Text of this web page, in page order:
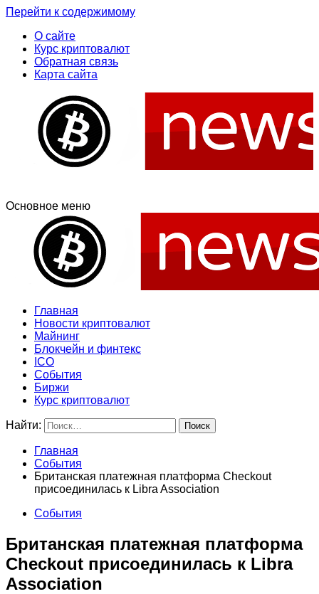
Перейти к содержимому
О сайте
Курс криптовалют
Обратная связь
Карта сайта
Новости криптовалют
Свежие новости криптовалюти, прогнозы, обзоры бирж
Основное меню
Новости криптовалют
Главная
Новости криптовалют
Майнинг
Блокчейн и финтекс
ICO
События
Биржи
Курс криптовалют
Найти:
Главная
События
Британская платежная платформа Checkout
присоединилась к Libra Association
События
Британская платежная платформа
Checkout присоединилась к Libra
Association